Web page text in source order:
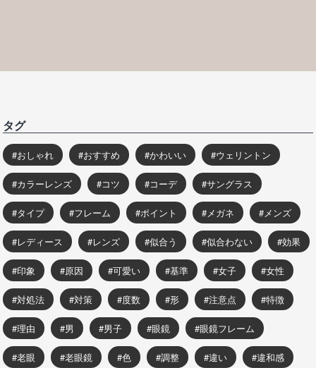
タグ
おしゃれ おすすめ かわいい ウェリントン
カラーレンズ コツ コーデ サングラス
タイプ フレーム ポイント メガネ メンズ
レディース レンズ 似合う 似合わない 効果
印象 原因 可愛い 基準 女子 女性
対処法 対策 度数 形 注意点 特徴
理由 男 男子 眼鏡 眼鏡フレーム
老眼 老眼鏡 色 調整 違い 違和感